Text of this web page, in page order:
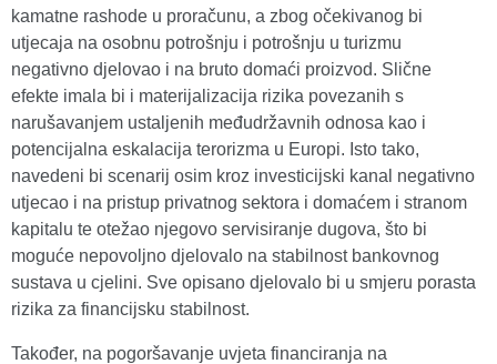
kamatne rashode u proračunu, a zbog očekivanog bi
utjecaja na osobnu potrošnju i potrošnju u turizmu
negativno djelovao i na bruto domaći proizvod. Slične
efekte imala bi i materijalizacija rizika povezanih s
narušavanjem ustaljenih međudržavnih odnosa kao i
potencijalna eskalacija terorizma u Europi. Isto tako,
navedeni bi scenarij osim kroz investicijski kanal negativno
utjecao i na pristup privatnog sektora i domaćem i stranom
kapitalu te otežao njegovo servisiranje dugova, što bi
moguće nepovoljno djelovalo na stabilnost bankovnog
sustava u cjelini. Sve opisano djelovalo bi u smjeru porasta
rizika za financijsku stabilnost.
Također, na pogoršavanje uvjeta financiranja na